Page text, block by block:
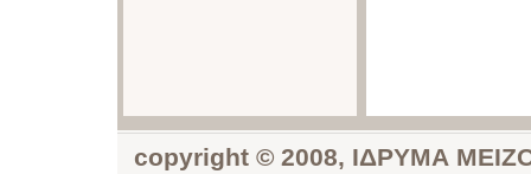
copyright © 2008, ΙΔΡΥΜΑ